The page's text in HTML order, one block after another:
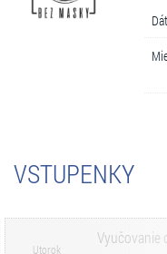
VSTUPENKY
Utorok
Vyučovanie